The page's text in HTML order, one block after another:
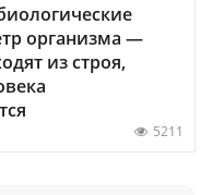
организма —
из строя,
5211